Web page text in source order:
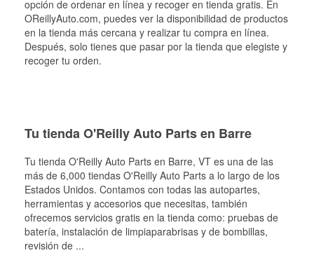
opción de ordenar en línea y recoger en tienda gratis. En
OReillyAuto.com, puedes ver la disponibilidad de productos
en la tienda más cercana y realizar tu compra en línea.
Después, solo tienes que pasar por la tienda que elegiste y
recoger tu orden.
Tu tienda O'Reilly Auto Parts en Barre
Tu tienda O'Reilly Auto Parts en Barre, VT es una de las
más de 6,000 tiendas O'Reilly Auto Parts a lo largo de los
Estados Unidos. Contamos con todas las autopartes,
herramientas y accesorios que necesitas, también
ofrecemos servicios gratis en la tienda como: pruebas de
batería, instalación de limpiaparabrisas y de bombillas,
revisión de ...